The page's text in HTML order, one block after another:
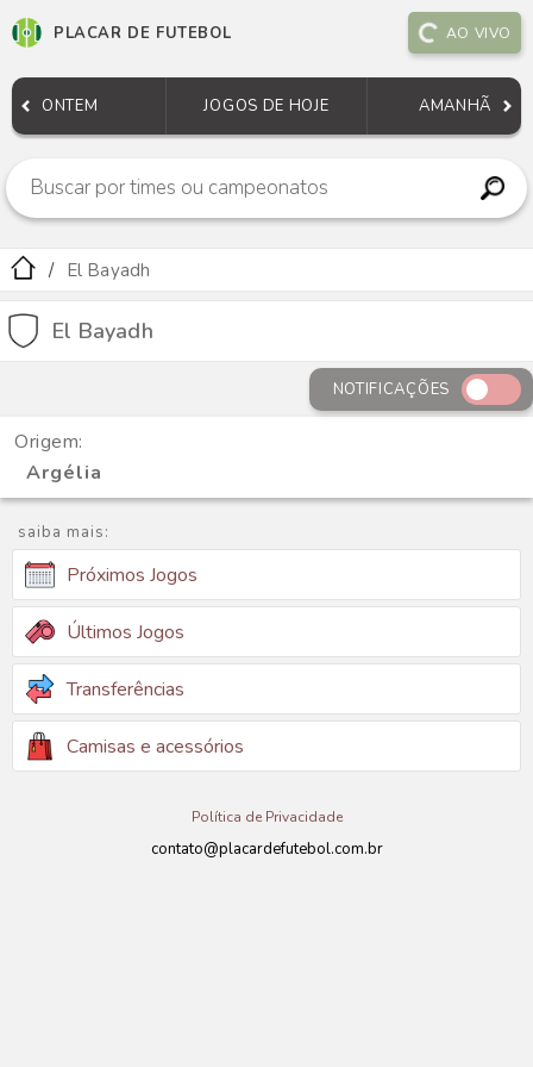
PLACAR DE FUTEBOL AO VIVO
ONTEM JOGOS DE HOJE AMANHÃ
El Bayadh
El Bayadh
NOTIFICAÇÕES
Origem:
Argélia
saiba mais:
Próximos Jogos
Últimos Jogos
Transferências
Camisas e acessórios
Política de Privacidade
contato@placardefutebol.com.br